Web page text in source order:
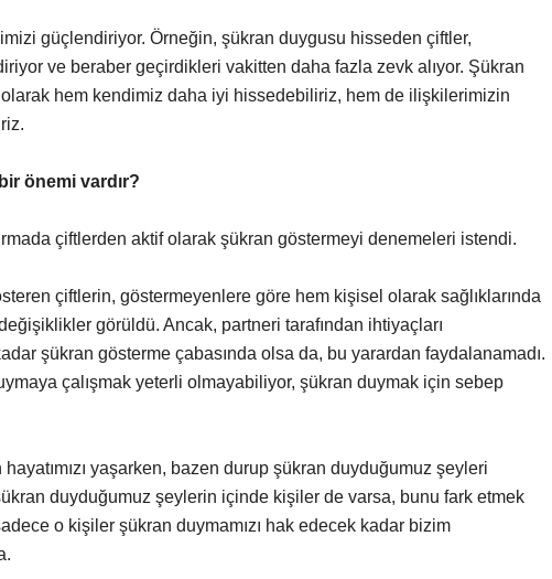
güçlendiriyor. Örneğin, şükran duygusu hisseden çiftler,
ve beraber geçirdikleri vakitten daha fazla zevk alıyor. Şükran
olarak hem kendimiz daha iyi hissedebiliriz, hem de ilişkilerimizin
önemi vardır?
çiftlerden aktif olarak şükran göstermeyi denemeleri istendi.
çiftlerin, göstermeyenlere göre hem kişisel olarak sağlıklarında
görüldü. Ancak, partneri tarafından ihtiyaçları
şükran gösterme çabasında olsa da, bu yarardan faydalanamadı.
çalışmak yeterli olmayabiliyor, şükran duymak için sebep
yaşarken, bazen durup şükran duyduğumuz şeyleri
duyduğumuz şeylerin içinde kişiler de varsa, bunu fark etmek
o kişiler şükran duymamızı hak edecek kadar bizim